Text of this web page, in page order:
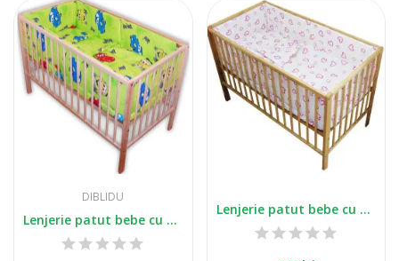
DIBLIDU
Lenjerie patut bebe cu 5 piese masinute verde
Lenjerie patut bebe cu 5 piese inimioare